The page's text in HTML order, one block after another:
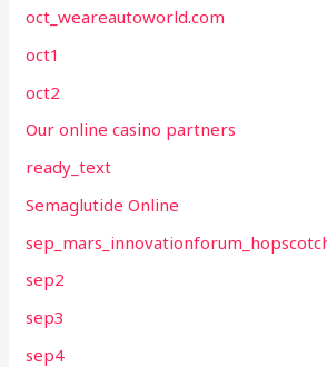
oct_weareautoworld.com
oct1
oct2
Our online casino partners
ready_text
Semaglutide Online
sep2
sep3
sep4